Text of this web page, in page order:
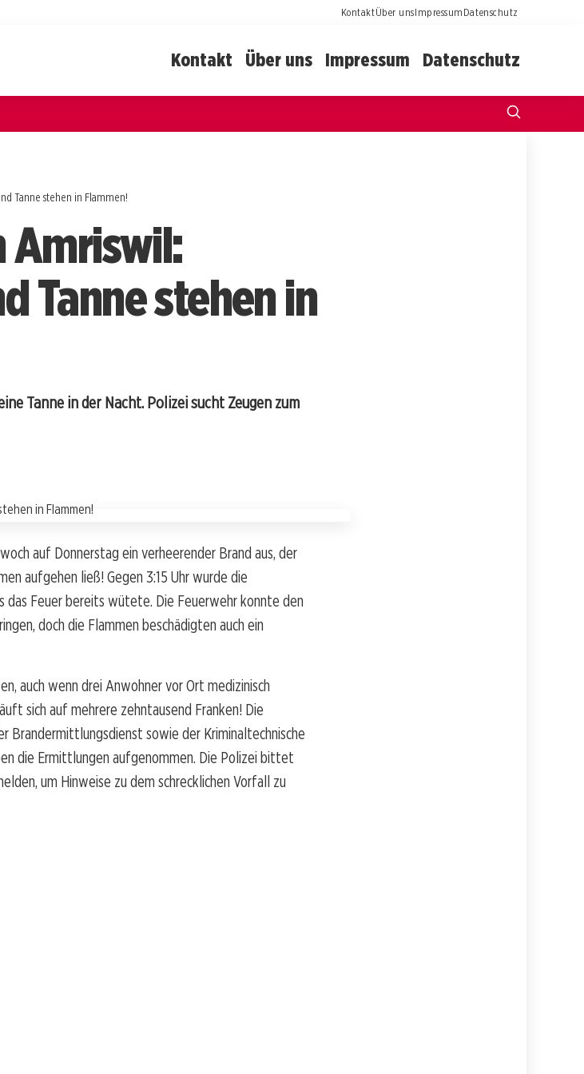
KontaktÜber unsImpressumDatenschutz
Kontakt Über uns Impressum Datenschutz
Tanne stehen in Flammen!
Amriswil:
Tanne stehen in
Tanne in der Nacht. Polizei sucht Zeugen zum
auf Donnerstag ein verheerender Brand aus, der
aufgehen ließ! Gegen 3:15 Uhr wurde die
Feuer bereits wütete. Die Feuerwehr konnte den
doch die Flammen beschädigten auch ein
auch wenn drei Anwohner vor Ort medizinisch
sich auf mehrere zehntausend Franken! Die
Brandermittlungsdienst sowie der Kriminaltechnische
die Ermittlungen aufgenommen. Die Polizei bittet
um Hinweise zu dem schrecklichen Vorfall zu